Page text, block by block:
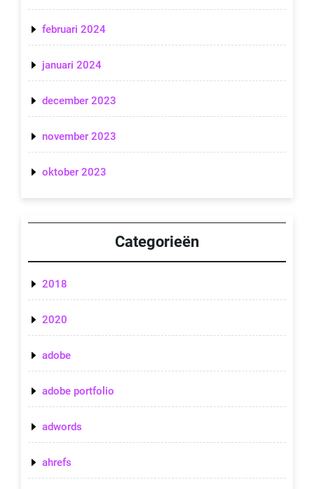
februari 2024
januari 2024
december 2023
november 2023
oktober 2023
Categorieën
2018
2020
adobe
adobe portfolio
adwords
ahrefs